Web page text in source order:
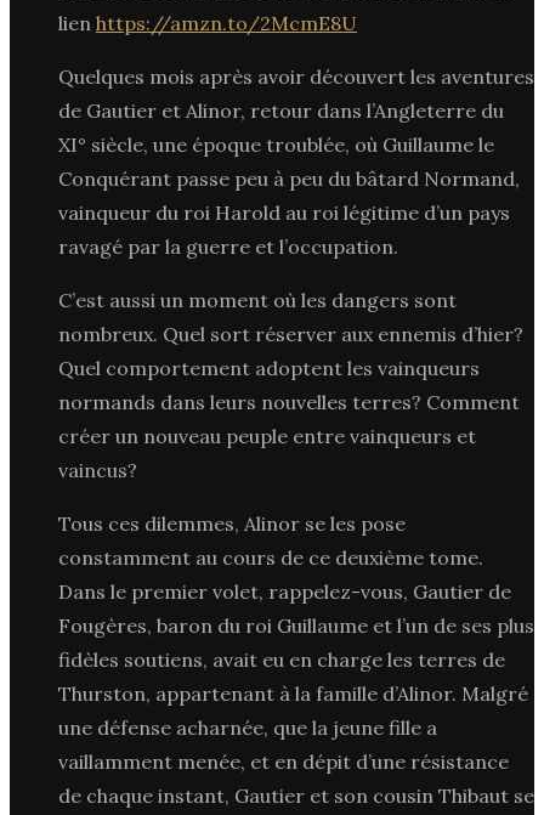
lien https://amzn.to/2McmE8U
Quelques mois après avoir découvert les aventures
de Gautier et Alinor, retour dans l’Angleterre du
XI° siècle, une époque troublée, où Guillaume le
Conquérant passe peu à peu du bâtard Normand,
vainqueur du roi Harold au roi légitime d’un pays
ravagé par la guerre et l’occupation.
C’est aussi un moment où les dangers sont
nombreux. Quel sort réserver aux ennemis d’hier?
Quel comportement adoptent les vainqueurs
normands dans leurs nouvelles terres? Comment
créer un nouveau peuple entre vainqueurs et
vaincus?
Tous ces dilemmes, Alinor se les pose
constamment au cours de ce deuxième tome.
Dans le premier volet, rappelez-vous, Gautier de
Fougères, baron du roi Guillaume et l’un de ses plus
fidèles soutiens, avait eu en charge les terres de
Thurston, appartenant à la famille d’Alinor. Malgré
une défense acharnée, que la jeune fille a
vaillamment menée, et en dépit d’une résistance
de chaque instant, Gautier et son cousin Thibaut se